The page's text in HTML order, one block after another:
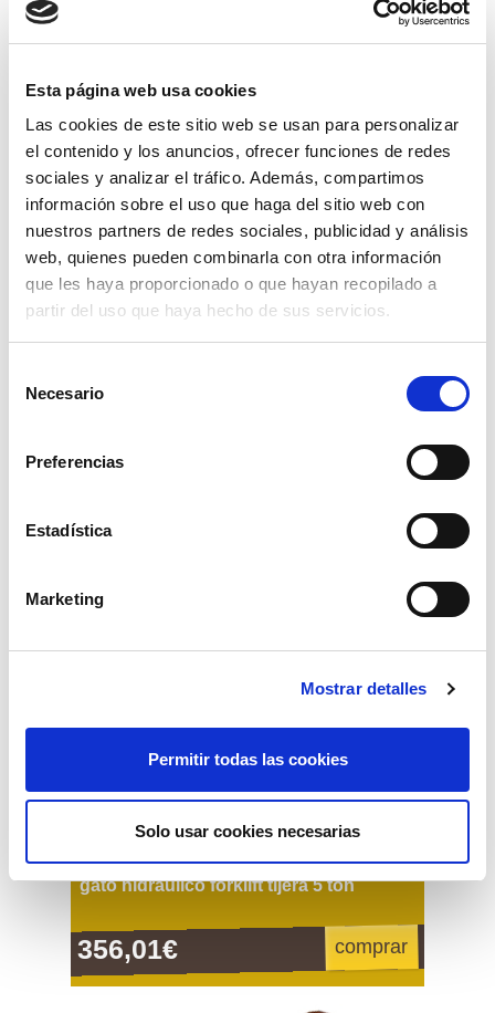
Esta página web usa cookies
Las cookies de este sitio web se usan para personalizar
el contenido y los anuncios, ofrecer funciones de redes
sociales y analizar el tráfico. Además, compartimos
información sobre el uso que haga del sitio web con
nuestros partners de redes sociales, publicidad y análisis
web, quienes pueden combinarla con otra información
que les haya proporcionado o que hayan recopilado a
partir del uso que haya hecho de sus servicios.
Necesario
Preferencias
Estadística
Marketing
Mostrar detalles
Permitir todas las cookies
Solo usar cookies necesarias
grua plegable taller 2000 kg
477,95€ comprar
gato hidraulico forklift tijera 5 ton
356,01€ comprar